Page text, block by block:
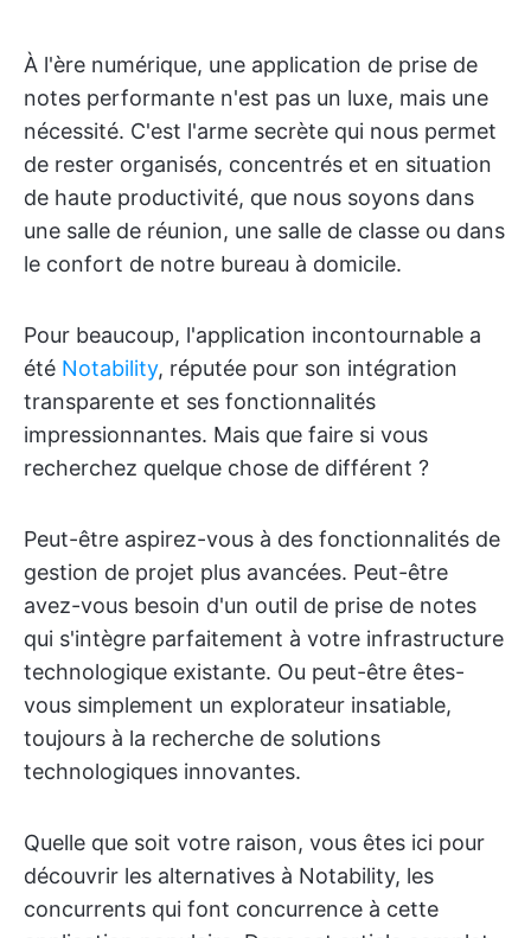
À l'ère numérique, une application de prise de
notes performante n'est pas un luxe, mais une
nécessité. C'est l'arme secrète qui nous permet
de rester organisés, concentrés et en situation
de haute productivité, que nous soyons dans
une salle de réunion, une salle de classe ou dans
le confort de notre bureau à domicile.
Pour beaucoup, l'application incontournable a
été Notability, réputée pour son intégration
transparente et ses fonctionnalités
impressionnantes. Mais que faire si vous
recherchez quelque chose de différent ?
Peut-être aspirez-vous à des fonctionnalités de
gestion de projet plus avancées. Peut-être
avez-vous besoin d'un outil de prise de notes
qui s'intègre parfaitement à votre infrastructure
technologique existante. Ou peut-être êtes-
vous simplement un explorateur insatiable,
toujours à la recherche de solutions
technologiques innovantes.
Quelle que soit votre raison, vous êtes ici pour
découvrir les alternatives à Notability, les
concurrents qui font concurrence à cette